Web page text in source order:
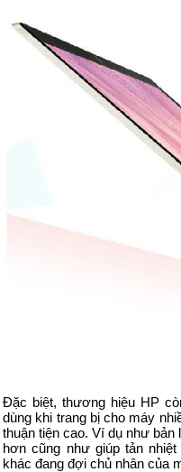
Đặc biệt, thương hiệu HP
dùng khi trang bị cho máy
thuận tiện cao. Ví dụ như
hơn cũng như giúp tản
khác đang đợi chủ nhân của